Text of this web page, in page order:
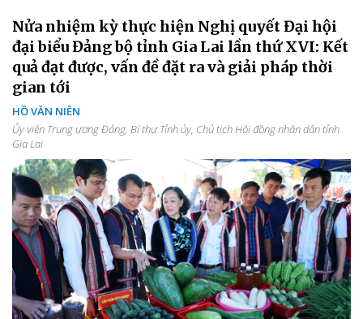
Nửa nhiệm kỳ thực hiện Nghị quyết Đại hội
đại biểu Đảng bộ tỉnh Gia Lai lần thứ XVI: Kết
quả đạt được, vấn đề đặt ra và giải pháp thời
gian tới
HỒ VĂN NIÊN
Ủy viên Trung ương Đảng, Bí thư Tỉnh ủy, Chủ tịch Hội đồng nhân dân tỉnh
Gia Lai